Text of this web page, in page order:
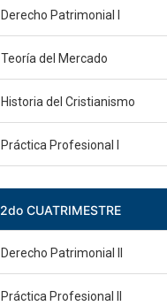
Derecho Patrimonial I
Teoría del Mercado
Historia del Cristianismo
Práctica Profesional I
2do CUATRIMESTRE
Derecho Patrimonial II
Práctica Profesional II